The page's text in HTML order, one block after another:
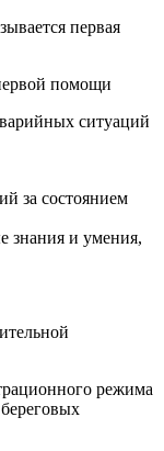
первая
помощи
ситуаций
за состоянием
знания и умения,
режима